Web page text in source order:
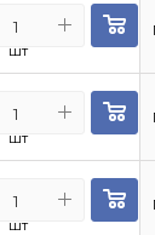
шт
шт
шт